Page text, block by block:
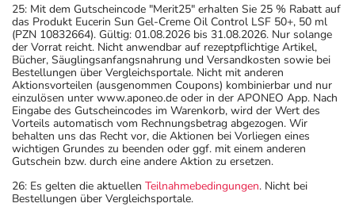
25: Mit dem Gutscheincode "Merit25" erhalten Sie 25 % Rabatt auf
das Produkt Eucerin Sun Gel-Creme Oil Control LSF 50+, 50 ml
(PZN 10832664). Gültig: 01.08.2026 bis 31.08.2026. Nur solange
der Vorrat reicht. Nicht anwendbar auf rezeptpflichtige Artikel,
Bücher, Säuglingsanfangsnahrung und Versandkosten sowie bei
Bestellungen über Vergleichsportale. Nicht mit anderen
Aktionsvorteilen (ausgenommen Coupons) kombinierbar und nur
einzulösen unter www.aponeo.de oder in der APONEO App. Nach
Eingabe des Gutscheincodes im Warenkorb, wird der Wert des
Vorteils automatisch vom Rechnungsbetrag abgezogen. Wir
behalten uns das Recht vor, die Aktionen bei Vorliegen eines
wichtigen Grundes zu beenden oder ggf. mit einem anderen
Gutschein bzw. durch eine andere Aktion zu ersetzen.
26: Es gelten die aktuellen Teilnahmebedingungen. Nicht bei
Bestellungen über Vergleichsportale.